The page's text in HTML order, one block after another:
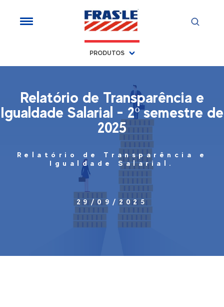
PRODUTOS
Relatório de Transparência e
Igualdade Salarial - 2º semestre de
2025
Relatório de Transparência e
Igualdade Salarial.
29/09/2025